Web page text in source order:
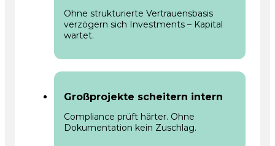
Ohne strukturierte Vertrauensbasis
verzögern sich Investments – Kapital
wartet.
Großprojekte scheitern intern
Compliance prüft härter. Ohne
Dokumentation kein Zuschlag.